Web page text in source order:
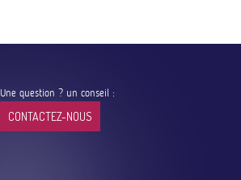
Une question ? un conseil :
CONTACTEZ-NOUS